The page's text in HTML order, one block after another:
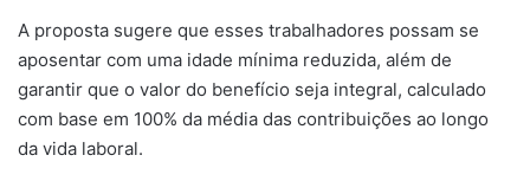
A proposta sugere que esses trabalhadores possam se
aposentar com uma idade mínima reduzida, além de
garantir que o valor do benefício seja integral, calculado
com base em 100% da média das contribuições ao longo
da vida laboral.